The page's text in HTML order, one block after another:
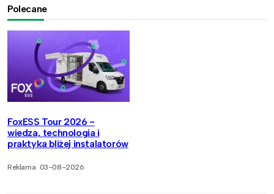
Polecane
FoxESS Tour 2026 -
wiedza, technologia i
praktyka bliżej instalatorów
Reklama 03-08-2026